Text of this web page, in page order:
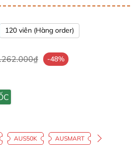
120 viên (Hàng order)
-48%
AUS50K AUSMART